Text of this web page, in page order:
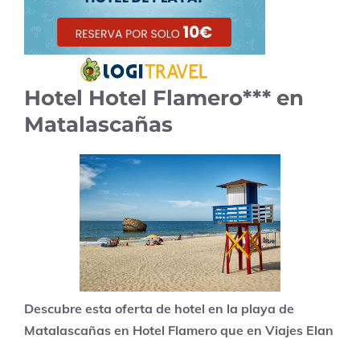
Hotel Hotel Flamero*** en
Matalascañas
Descubre esta oferta de hotel en la playa de
Matalascañas en Hotel Flamero que en Viajes Elan